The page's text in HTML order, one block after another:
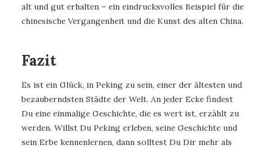
alt und gut erhalten – ein eindrucksvolles Beispiel für die
chinesische Vergangenheit und die Kunst des alten China.
Fazit
Es ist ein Glück, in Peking zu sein, einer der ältesten und
bezauberndsten Städte der Welt. An jeder Ecke findest
Du eine einmalige Geschichte, die es wert ist, erzählt zu
werden. Willst Du Peking erleben, seine Geschichte und
sein Erbe kennenlernen, dann solltest Du Dir mehr als